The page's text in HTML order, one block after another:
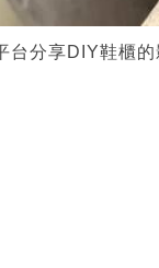
台分享DIY鞋櫃